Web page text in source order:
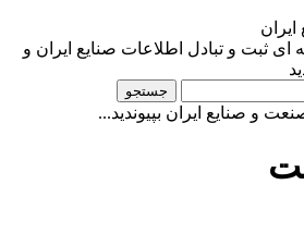
ثبت و تبادل اطلاعات صنایع ایران و
و صنایع ایران بپیوندید...